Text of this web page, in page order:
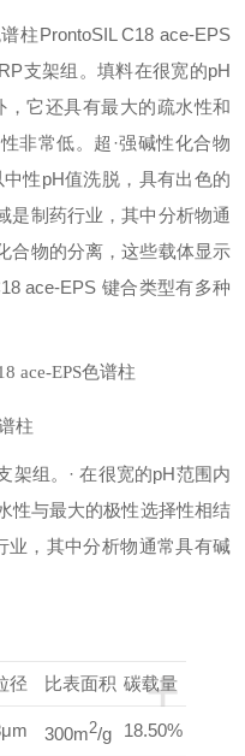
柱ProntoSIL C18 ace-EPS
支架组。填料在很宽的pH
它还具有最大的疏水性和
非常低。超·强碱性化合物
中性pH值洗脱，具有出色的
是制药行业，其中分析物通
合物的分离，这些载体显示
ace-EPS 键合类型有多种
柱
架组。 · 在很宽的pH范围内
性与最大的极性选择性相结
业，其中分析物通常具有碱
+
径 比表面积 碳载量
300m2/g 18.50%